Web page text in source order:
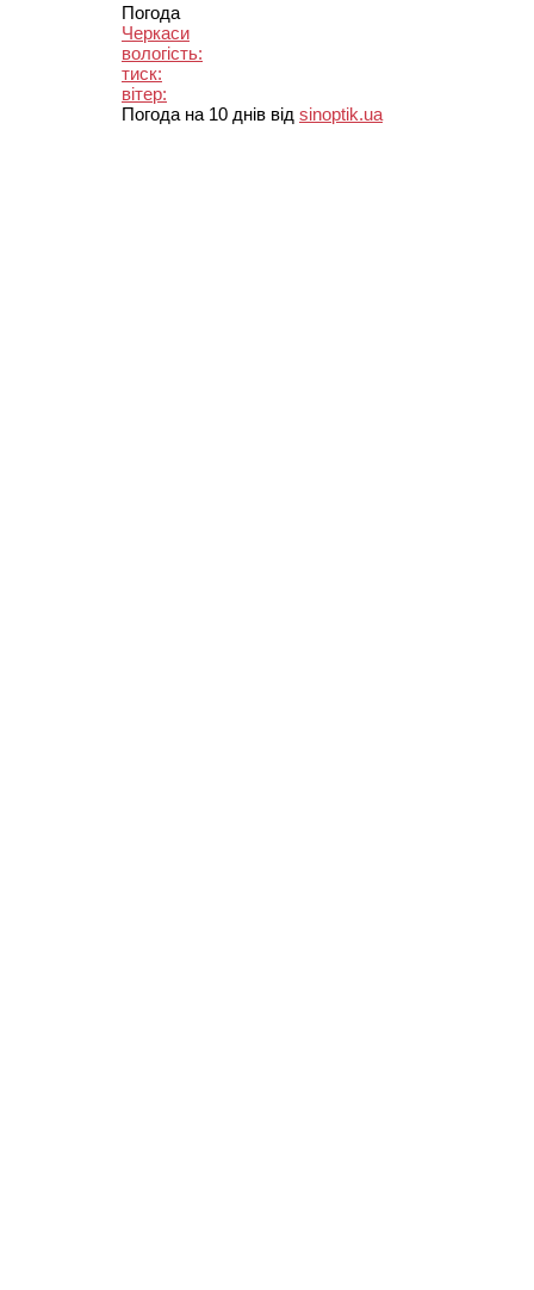
Погода
Черкаси
вологість:
тиск:
вітер:
Погода на 10 днів від sinoptik.ua